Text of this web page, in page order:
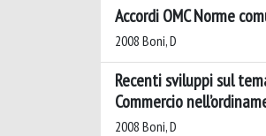
Accordi OMC Norme
2008 Boni, D
Recenti sviluppi sul
Commercio
2008 Boni, D